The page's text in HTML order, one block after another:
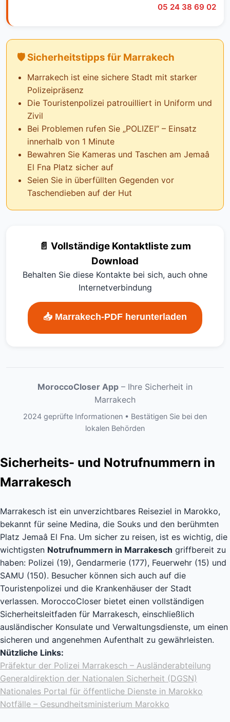
05 24 38 69 02
🛡️ Sicherheitstipps für Marrakech
Marrakech ist eine sichere Stadt mit starker
Polizeipräsenz
Die Touristenpolizei patrouilliert in Uniform und
Zivil
Bei Problemen rufen Sie „POLIZEI“ – Einsatz
innerhalb von 1 Minute
Bewahren Sie Kameras und Taschen am Jemaâ
El Fna Platz sicher auf
Seien Sie in überfüllten Gegenden vor
Taschendieben auf der Hut
📄 Vollständige Kontaktliste zum
Download
Behalten Sie diese Kontakte bei sich, auch ohne
Internetverbindung
📥 Marrakech-PDF herunterladen
MoroccoCloser App – Ihre Sicherheit in
Marrakech
2024 geprüfte Informationen • Bestätigen Sie bei den
lokalen Behörden
Sicherheits- und Notrufnummern in
Marrakesch
Marrakesch ist ein unverzichtbares Reiseziel in Marokko,
bekannt für seine Medina, die Souks und den berühmten
Platz Jemaâ El Fna. Um sicher zu reisen, ist es wichtig, die
wichtigsten Notrufnummern in Marrakesch griffbereit zu
haben: Polizei (19), Gendarmerie (177), Feuerwehr (15) und
SAMU (150). Besucher können sich auch auf die
Touristenpolizei und die Krankenhäuser der Stadt
verlassen. MoroccoCloser bietet einen vollständigen
Sicherheitsleitfaden für Marrakesch, einschließlich
ausländischer Konsulate und Verwaltungsdienste, um einen
sicheren und angenehmen Aufenthalt zu gewährleisten.
Nützliche Links:
Präfektur der Polizei Marrakesch – Ausländerabteilung
Generaldirektion der Nationalen Sicherheit (DGSN)
Nationales Portal für öffentliche Dienste in Marokko
Notfälle – Gesundheitsministerium Marokko